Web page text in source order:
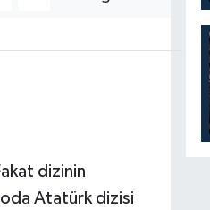
dizinin
Atatürk dizisi